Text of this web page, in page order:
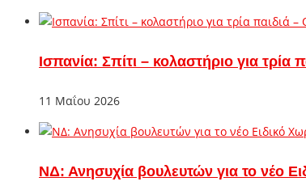
Ισπανία: Σπίτι – κολαστήριο για
11 Μαΐου 2026
ΝΔ: Ανησυχία βουλευτών για το νέο